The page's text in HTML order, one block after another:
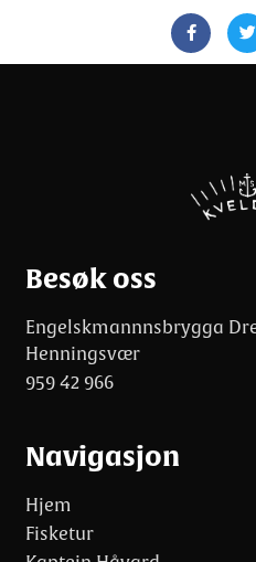
Besøk oss
Engelskmannnsbrygga
Henningsvær
959 42 966
Navigasjon
Hjem
Fisketur